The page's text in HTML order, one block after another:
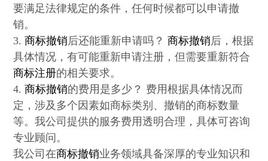
要满足法律规定的条件，任何时候都可以申请撤
销。
3.商标撤销后还能重新申请吗？商标撤销后，根据
具体情况，有可能重新申请注册，但需要重新符合
商标注册的相关要求。
4.商标撤销的费用是多少？ 费用根据具体情况而
定，涉及多个因素如商标类别、撤销的商标数量
等。我公司提供的服务费用透明合理，具体可咨询
专业顾问。
我公司在商标撤销业务领域具备深厚的专业知识和